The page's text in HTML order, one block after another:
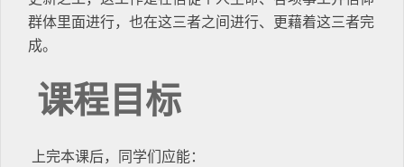
群体里面进行，也在这三者之间进行、更藉着这三者完
成。
课程目标
上完本课后，同学们应能：